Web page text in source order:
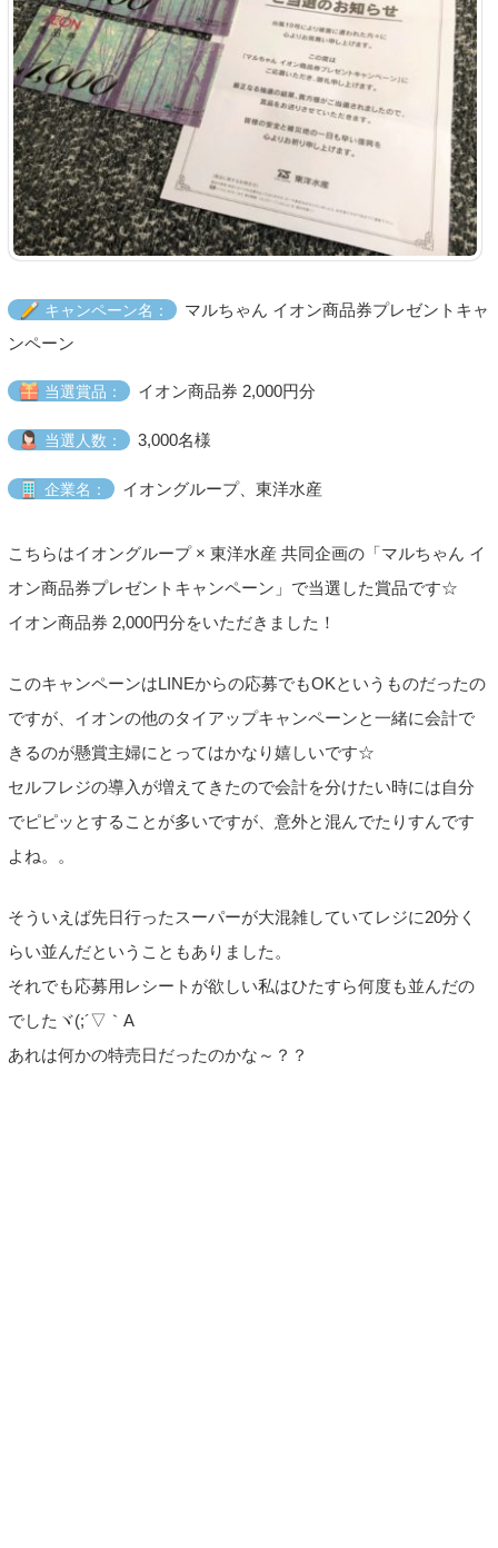
キャンペーン名：
マルちゃん イオン商品券プレゼントキャ
ンペーン
当選賞品： イオン商品券 2,000円分
当選人数： 3,000名様
企業名： イオングループ、東洋水産
こちらはイオングループ × 東洋水産 共同企画の「マルちゃん イ
オン商品券プレゼントキャンペーン」で当選した賞品です☆
イオン商品券 2,000円分をいただきました！
このキャンペーンはLINEからの応募でもOKというものだったの
ですが、イオンの他のタイアップキャンペーンと一緒に会計で
きるのが懸賞主婦にとってはかなり嬉しいです☆
セルフレジの導入が増えてきたので会計を分けたい時には自分
でピピッとすることが多いですが、意外と混んでたりすんです
よね。。
そういえば先日行ったスーパーが大混雑していてレジに20分く
らい並んだということもありました。
それでも応募用レシートが欲しい私はひたすら何度も並んだの
でしたヾ(;´▽｀A
あれは何かの特売日だったのかな～？？